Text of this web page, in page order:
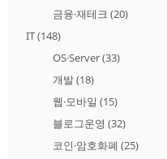
금융·재테크 (20)
IT(148)
OS·Server(33)
개발(18)
웹·모바일 (15)
블로그운영 (32)
코인·암호화폐 (25)